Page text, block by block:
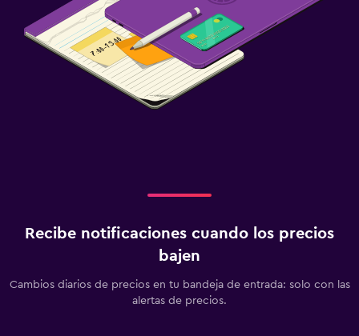
Recibe notificaciones cuando los precios
bajen
Cambios diarios de precios en tu bandeja de entrada: solo con las
alertas de precios.